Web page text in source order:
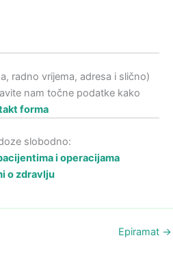
radno vrijema, adresa i slično)
nam točne podatke kako
forma
slobodno:
i operacijama
o zdravlju
Epiramat →